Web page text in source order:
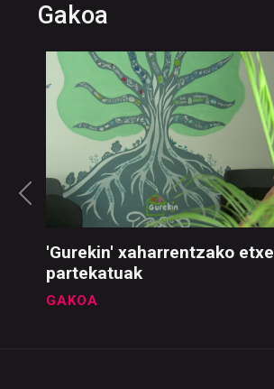
Gakoa
'Gurekin' xaharrentzako etxe
partekatuak
GAKOA